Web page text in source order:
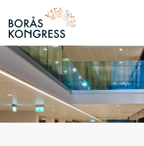
Skip to content